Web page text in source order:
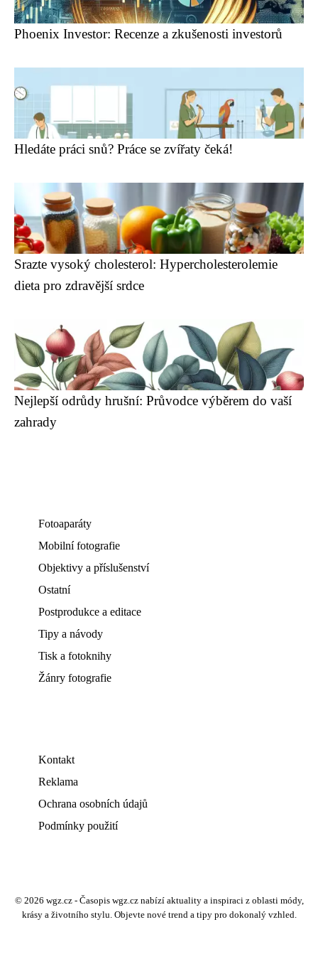
Phoenix Investor: Recenze a zkušenosti investorů
Hledáte práci snů? Práce se zvířaty čeká!
Srazte vysoký cholesterol: Hypercholesterolemie
dieta pro zdravější srdce
Nejlepší odrůdy hrušní: Průvodce výběrem do vaší
zahrady
Fotoaparáty
Mobilní fotografie
Objektivy a příslušenství
Ostatní
Postprodukce a editace
Tipy a návody
Tisk a fotoknihy
Žánry fotografie
Kontakt
Reklama
Ochrana osobních údajů
Podmínky použití
© 2026 wgz.cz - Časopis wgz.cz nabízí aktuality a inspiraci z oblasti módy,
krásy a životního stylu. Objevte nové trend a tipy pro dokonalý vzhled.